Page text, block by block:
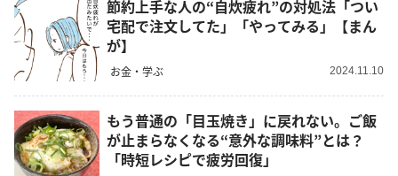
節約上手な人の“自炊疲れ”の対処法「つい
宅配で注文してた」「やってみる」【まん
が】
お金・学ぶ 2024.11.10
もう普通の「目玉焼き」に戻れない。ご飯
が止まらなくなる“意外な調味料”とは？
「時短レシピで疲労回復」